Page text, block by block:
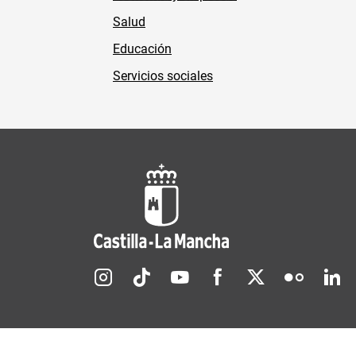
Salud
Educación
Servicios sociales
Redes sociales JCCM